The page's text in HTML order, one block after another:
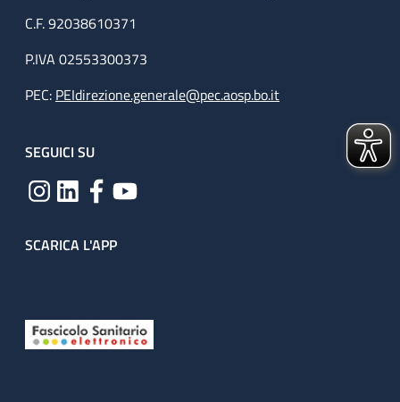
C.F. 92038610371
P.IVA 02553300373
PEC: PEIdirezione.generale@pec.aosp.bo.it
SEGUICI SU
SCARICA L'APP